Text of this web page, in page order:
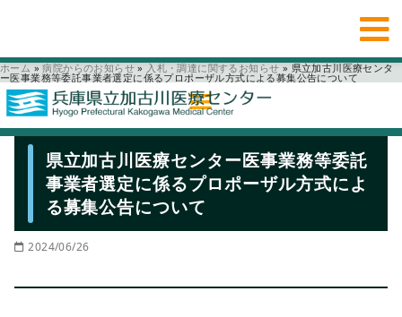
ホーム » 病院からのお知らせ » 入札・調達に関するお知らせ » 県立加古川医療センタ
ー医事業務等委託事業者選定に係るプロポーザル方式による募集公告について
県立加古川医療センター医事業務等委託
事業者選定に係るプロポーザル方式によ
る募集公告について
2024/06/26